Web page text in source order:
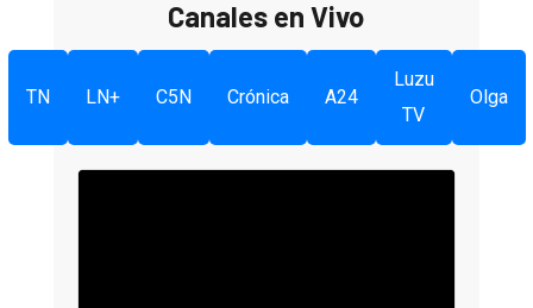
Canales en Vivo
TN LN+ C5N Crónica A24
Luzu
TV
Olga